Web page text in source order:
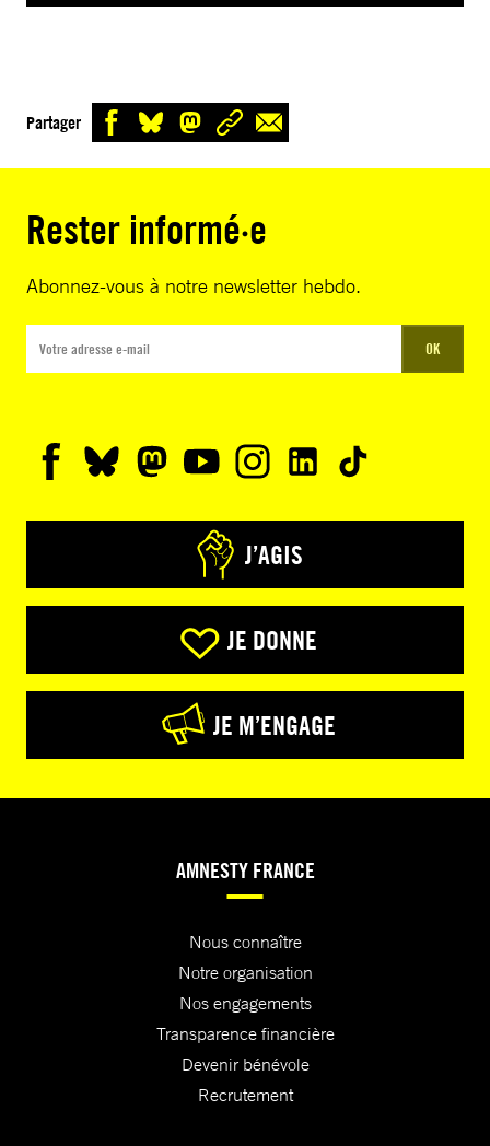
Partager
Rester informé·e
Abonnez-vous à notre newsletter hebdo.
OK
J’AGIS
JE DONNE
JE M’ENGAGE
AMNESTY FRANCE
Nous connaître
Notre organisation
Nos engagements
Transparence financière
Devenir bénévole
Recrutement